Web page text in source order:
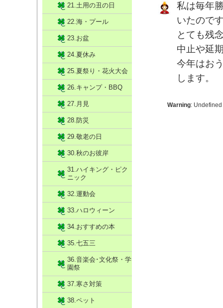
私は毎年
いたので
とても残
中止や延
今年はお
します。
Warning:
21.土用の丑の日
22.海・プール
23.お盆
24.夏休み
25.夏祭り・花火大会
26.キャンプ・BBQ
27.月見
28.防災
29.敬老の日
30.秋のお彼岸
31.ハイキング・ピク
ニック
32.運動会
33.ハロウィーン
34.おすすめの本
35.七五三
36.音楽会･文化祭・学
園祭
37.寒さ対策
38.ペット